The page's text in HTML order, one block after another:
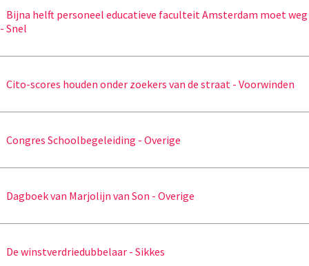
Bijna helft personeel educatieve faculteit Amsterdam moet weg
- Snel
Cito-scores houden onder zoekers van de straat - Voorwinden
Congres Schoolbegeleiding - Overige
Dagboek van Marjolijn van Son - Overige
De winstverdriedubbelaar - Sikkes